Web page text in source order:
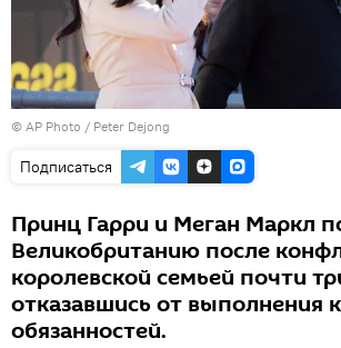
© AP Photo / Peter Dejong
Подписаться
Принц Гарри и Меган Маркл
Великобританию после
королевской семьей почти
отказавшись от выполнения
обязанностей.